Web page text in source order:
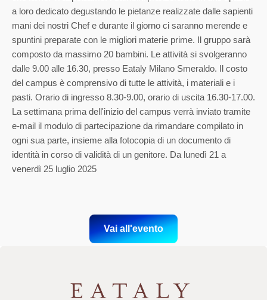
a loro dedicato degustando le pietanze realizzate dalle sapienti
mani dei nostri Chef e durante il giorno ci saranno merende e
spuntini preparate con le migliori materie prime. Il gruppo sarà
composto da massimo 20 bambini. Le attività si svolgeranno
dalle 9.00 alle 16.30, presso Eataly Milano Smeraldo. Il costo
del campus è comprensivo di tutte le attività, i materiali e i
pasti. Orario di ingresso 8.30-9.00, orario di uscita 16.30-17.00.
La settimana prima dell'inizio del campus verrà inviato tramite
e-mail il modulo di partecipazione da rimandare compilato in
ogni sua parte, insieme alla fotocopia di un documento di
identità in corso di validità di un genitore. Da lunedì 21 a
venerdì 25 luglio 2025
Vai all'evento